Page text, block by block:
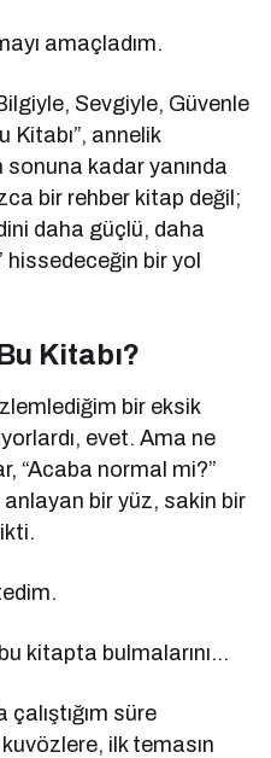
amaçladım.
Sevgiyle, Güvenle
Kitabı”, annelik
sonuna kadar yanında
bir rehber kitap değil;
daha güçlü, daha
hissedeceğin bir yol
Kitabı?
bir eksik
evet. Ama ne
“Acaba normal mi?”
anlayan bir yüz, sakin bir
kitapta bulmalarını…
süre
ilk temasın